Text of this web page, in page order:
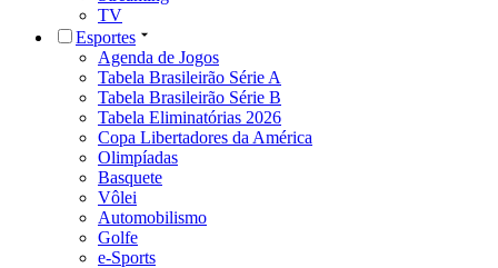
TV
Esportes
Agenda de Jogos
Tabela Brasileirão Série A
Tabela Brasileirão Série B
Tabela Eliminatórias 2026
Copa Libertadores da América
Olimpíadas
Basquete
Vôlei
Automobilismo
Golfe
e-Sports